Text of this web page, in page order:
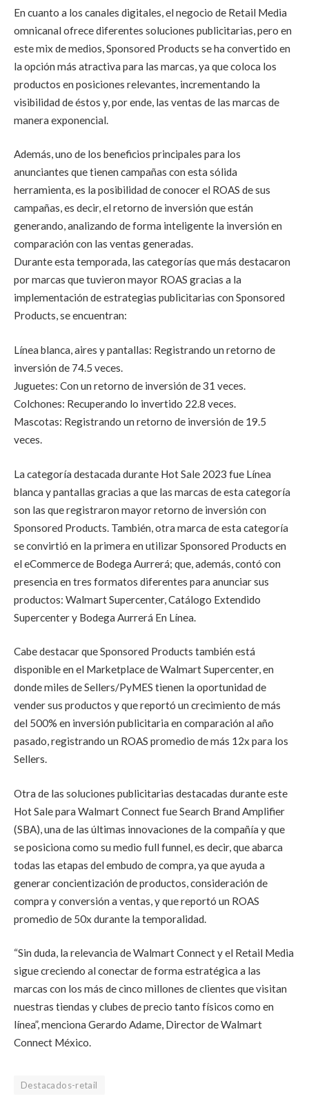
En cuanto a los canales digitales, el negocio de Retail Media
omnicanal ofrece diferentes soluciones publicitarias, pero en
este mix de medios, Sponsored Products se ha convertido en
la opción más atractiva para las marcas, ya que coloca los
productos en posiciones relevantes, incrementando la
visibilidad de éstos y, por ende, las ventas de las marcas de
manera exponencial.
Además, uno de los beneficios principales para los
anunciantes que tienen campañas con esta sólida
herramienta, es la posibilidad de conocer el ROAS de sus
campañas, es decir, el retorno de inversión que están
generando, analizando de forma inteligente la inversión en
comparación con las ventas generadas.
Durante esta temporada, las categorías que más destacaron
por marcas que tuvieron mayor ROAS gracias a la
implementación de estrategias publicitarias con Sponsored
Products, se encuentran:
Línea blanca, aires y pantallas: Registrando un retorno de
inversión de 74.5 veces.
Juguetes: Con un retorno de inversión de 31 veces.
Colchones: Recuperando lo invertido 22.8 veces.
Mascotas: Registrando un retorno de inversión de 19.5
veces.
La categoría destacada durante Hot Sale 2023 fue Línea
blanca y pantallas gracias a que las marcas de esta categoría
son las que registraron mayor retorno de inversión con
Sponsored Products. También, otra marca de esta categoría
se convirtió en la primera en utilizar Sponsored Products en
el eCommerce de Bodega Aurrerá; que, además, contó con
presencia en tres formatos diferentes para anunciar sus
productos: Walmart Supercenter, Catálogo Extendido
Supercenter y Bodega Aurrerá En Línea.
Cabe destacar que Sponsored Products también está
disponible en el Marketplace de Walmart Supercenter, en
donde miles de Sellers/PyMES tienen la oportunidad de
vender sus productos y que reportó un crecimiento de más
del 500% en inversión publicitaria en comparación al año
pasado, registrando un ROAS promedio de más 12x para los
Sellers.
Otra de las soluciones publicitarias destacadas durante este
Hot Sale para Walmart Connect fue Search Brand Amplifier
(SBA), una de las últimas innovaciones de la compañía y que
se posiciona como su medio full funnel, es decir, que abarca
todas las etapas del embudo de compra, ya que ayuda a
generar concientización de productos, consideración de
compra y conversión a ventas, y que reportó un ROAS
promedio de 50x durante la temporalidad.
“Sin duda, la relevancia de Walmart Connect y el Retail Media
sigue creciendo al conectar de forma estratégica a las
marcas con los más de cinco millones de clientes que visitan
nuestras tiendas y clubes de precio tanto físicos como en
línea”, menciona Gerardo Adame, Director de Walmart
Connect México.
Destacados-retail